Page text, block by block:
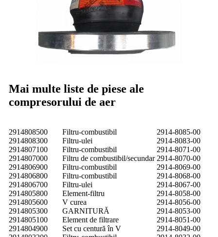
Mai multe liste de piese ale
compresorului de aer
2914808500 Filtru-combustibil
2914-8085-00
2914808300
Filtru-ulei
2914-8083-00
2914807100
Filtru-combustibil
2914-8071-00
2914807000
Filtru de combustibil/secundar 2914-8070-00
2914806900
Filtru-combustibil
2914-8069-00
2914806800
Filtru-combustibil
2914-8068-00
2914806700
Filtru-ulei
2914-8067-00
2914805800
Element-filtru
2914-8058-00
2914805600
V curea
2914-8056-00
2914805300
GARNITURĂ
2914-8053-00
2914805100
Element de filtrare
2914-8051-00
2914804900
Set cu centură în V
2914-8049-00